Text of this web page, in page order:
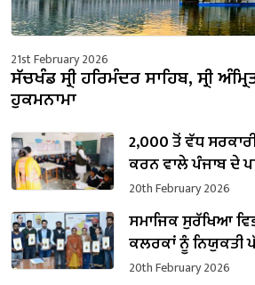
21st February 2026
ਸੱਚਖੰਡ ਸ੍ਰੀ ਹਰਿਮੰਦਰ ਸਾਹਿਬ, ਸ੍ਰੀ
ਹੁਕਮਨਾਮਾ
2,000 ਤੋਂ ਵੱਧ
ਕਰਨ ਵਾਲੇ ਪੰਜਾਬ ਦੇ
ਹਰਜੋਤ ਸਿੰਘ ਬੈਂਸ
20th February 2026
ਸਮਾਜਿਕ ਸੁਰੱਖਿਆ
ਕਲਰਕਾਂ ਨੂੰ ਨਿਯੁਕਤੀ
20th February 2026